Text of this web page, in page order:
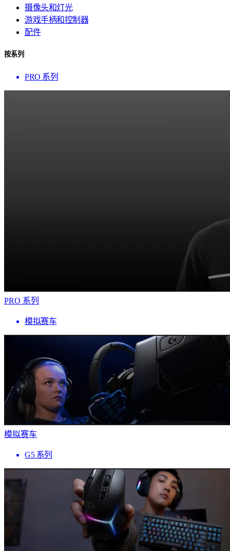
摄像头和灯光
游戏手柄和控制器
配件
按系列
PRO 系列
PRO 系列
模拟赛车
模拟赛车
G5 系列